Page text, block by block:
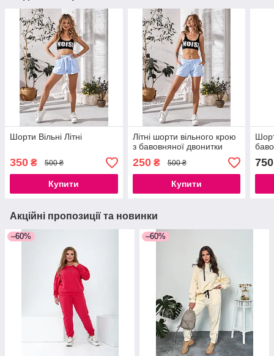
Шорти Вільні Літні
350 ₴ 500 ₴
Купити
Літні шорти вільного крою
з бавовняної двонитки
250₴ 500 ₴
Купити
750
Акційні пропозиції та новинки
–60% –60%